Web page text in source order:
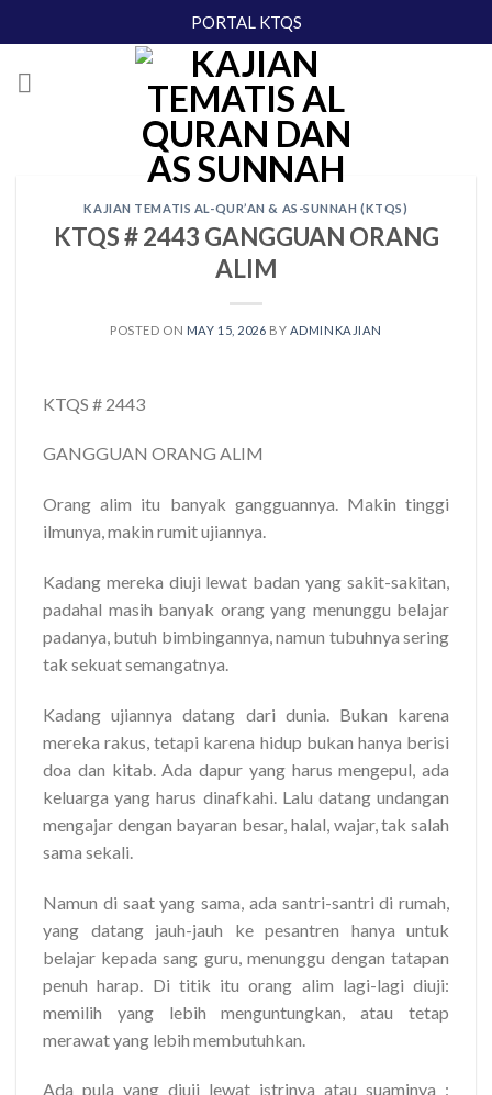
to
content
PORTAL KTQS
KAJIAN TEMATIS AL-QUR’AN & AS-SUNNAH (KTQS)
KTQS # 2443 GANGGUAN ORANG
ALIM
POSTED ON MAY 15, 2026 BY ADMINKAJIAN
KTQS # 2443
GANGGUAN ORANG ALIM
Orang alim itu banyak gangguannya. Makin tinggi
ilmunya, makin rumit ujiannya.
Kadang mereka diuji lewat badan yang sakit-sakitan,
padahal masih banyak orang yang menunggu belajar
padanya, butuh bimbingannya, namun tubuhnya sering
tak sekuat semangatnya.
Kadang ujiannya datang dari dunia. Bukan karena
mereka rakus, tetapi karena hidup bukan hanya berisi
doa dan kitab. Ada dapur yang harus mengepul, ada
keluarga yang harus dinafkahi. Lalu datang undangan
mengajar dengan bayaran besar, halal, wajar, tak salah
sama sekali.
Namun di saat yang sama, ada santri-santri di rumah,
yang datang jauh-jauh ke pesantren hanya untuk
belajar kepada sang guru, menunggu dengan tatapan
penuh harap. Di titik itu orang alim lagi-lagi diuji:
memilih yang lebih menguntungkan, atau tetap
merawat yang lebih membutuhkan.
Ada pula yang diuji lewat istrinya atau suaminya :